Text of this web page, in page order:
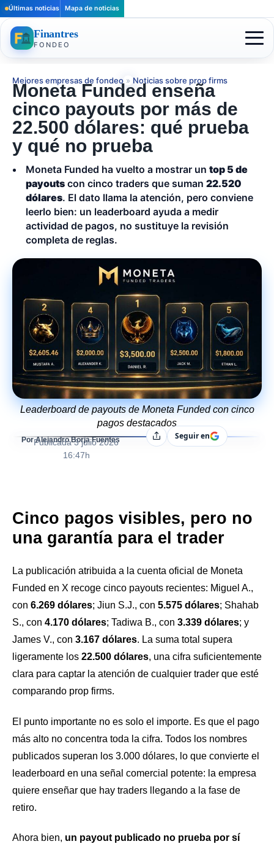
Últimas noticias Mapa de noticias
Finantres
FONDEO
Mejores empresas de fondeo » Noticias sobre prop firms
Moneta Funded enseña
cinco payouts por más de
22.500 dólares: qué prueba
y qué no prueba
Moneta Funded ha vuelto a mostrar un top 5 de
payouts con cinco traders que suman 22.520
dólares. El dato llama la atención, pero conviene
leerlo bien: un leaderboard ayuda a medir
actividad de pagos, no sustituye la revisión
completa de reglas.
Leaderboard de payouts de Moneta Funded con cinco
pagos destacados
Por Alejandro Borja Fuentes
Publicada 3 julio 2026
16:47h
CompartirSeguir en
Cinco pagos visibles, pero no
una garantía para el trader
La publicación atribuida a la cuenta oficial de Moneta
Funded en X recoge cinco payouts recientes: Miguel A.,
con 6.269 dólares; Jiun S.J., con 5.575 dólares; Shahab
S., con 4.170 dólares; Tadiwa B., con 3.339 dólares; y
James V., con 3.167 dólares. La suma total supera
ligeramente los 22.500 dólares, una cifra suficientemente
clara para captar la atención de cualquier trader que esté
comparando prop firms.
El punto importante no es solo el importe. Es que el pago
más alto no concentra toda la cifra. Todos los nombres
publicados superan los 3.000 dólares, lo que convierte el
leaderboard en una señal comercial potente: la empresa
quiere enseñar que hay traders llegando a la fase de
retiro.
Ahora bien, un payout publicado no prueba por sí